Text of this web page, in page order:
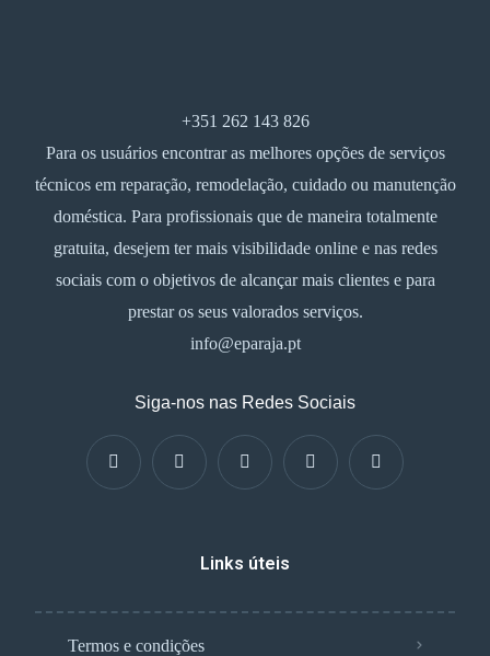
+351 262 143 826
Para os usuários encontrar as melhores opções de serviços
técnicos em reparação, remodelação, cuidado ou manutenção
doméstica. Para profissionais que de maneira totalmente
gratuita, desejem ter mais visibilidade online e nas redes
sociais com o objetivos de alcançar mais clientes e para
prestar os seus valorados serviços.
info@eparaja.pt
Siga-nos nas Redes Sociais
Links úteis
Termos e condições